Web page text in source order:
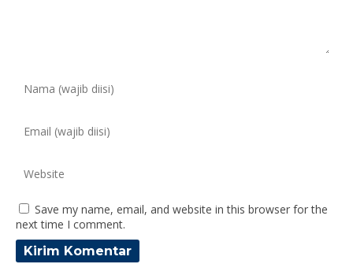
Save my name, email, and website in this browser for the
next time I comment.